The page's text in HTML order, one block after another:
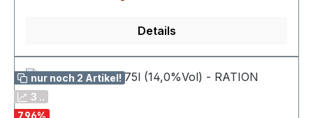
Details
nur noch 2 Artikel!
3 ..